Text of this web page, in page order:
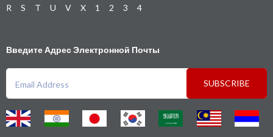
R
S T U V X 1 2 3 4
Введите Адрес Электронной Почты
SUBSCRIBE